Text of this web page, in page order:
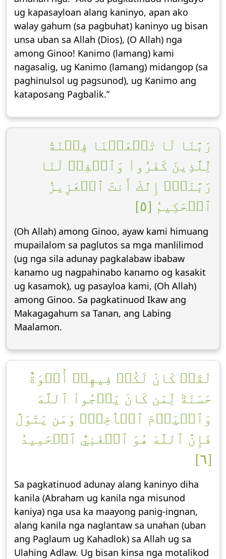
ug kapasayloan alang kaninyo, apan ako
walay gahum (sa pagbuhat) kaninyo ug bisan
unsa uban sa Allah (Dios), (O Allah) nga
among Ginoo! Kanimo (lamang) kami
nagasalig, ug Kanimo (lamang) midangop (sa
paghinulsol ug pagsunod), ug Kanimo ang
kataposang Pagbalik.”
رَبَّنَا لَا تَجۡعَلۡنَا فِتۡنَةٗ
لِّلَّذِينَ كَفَرُواْ وَٱغۡفِرۡ لَنَا
رَبَّنَآۖ إِنَّكَ أَنتَ ٱلۡعَزِيزُ
ٱلۡحَكِيمُ [٥]
(Oh Allah) among Ginoo, ayaw kami himuang
mupailalom sa paglutos sa mga manlilimod
(ug nga sila adunay pagkalabaw ibabaw
kanamo ug nagpahinabo kanamo og kasakit
ug kasamok), ug pasayloa kami, (Oh Allah)
among Ginoo. Sa pagkatinuod Ikaw ang
Makagagahum sa Tanan, ang Labing
Maalamon.
لَقَدۡ كَانَ لَكُمۡ فِيهِمۡ أُسۡوَةٌ
حَسَنَةٞ لِّمَن كَانَ يَرۡجُواْ ٱللَّهَ
وَٱلۡيَوۡمَ ٱلۡأٓخِرَۚ وَمَن يَتَوَلَّ
فَإِنَّ ٱللَّهَ هُوَ ٱلۡغَنِيُّ ٱلۡحَمِيدُ
[٦]
Sa pagkatinuod adunay alang kaninyo diha
kanila (Abraham ug kanila nga misunod
kaniya) nga usa ka maayong panig-ingnan,
alang kanila nga naglantaw sa unahan (uban
ang Paglaum ug Kahadlok) sa Allah ug sa
Ulahing Adlaw. Ug bisan kinsa nga motalikod